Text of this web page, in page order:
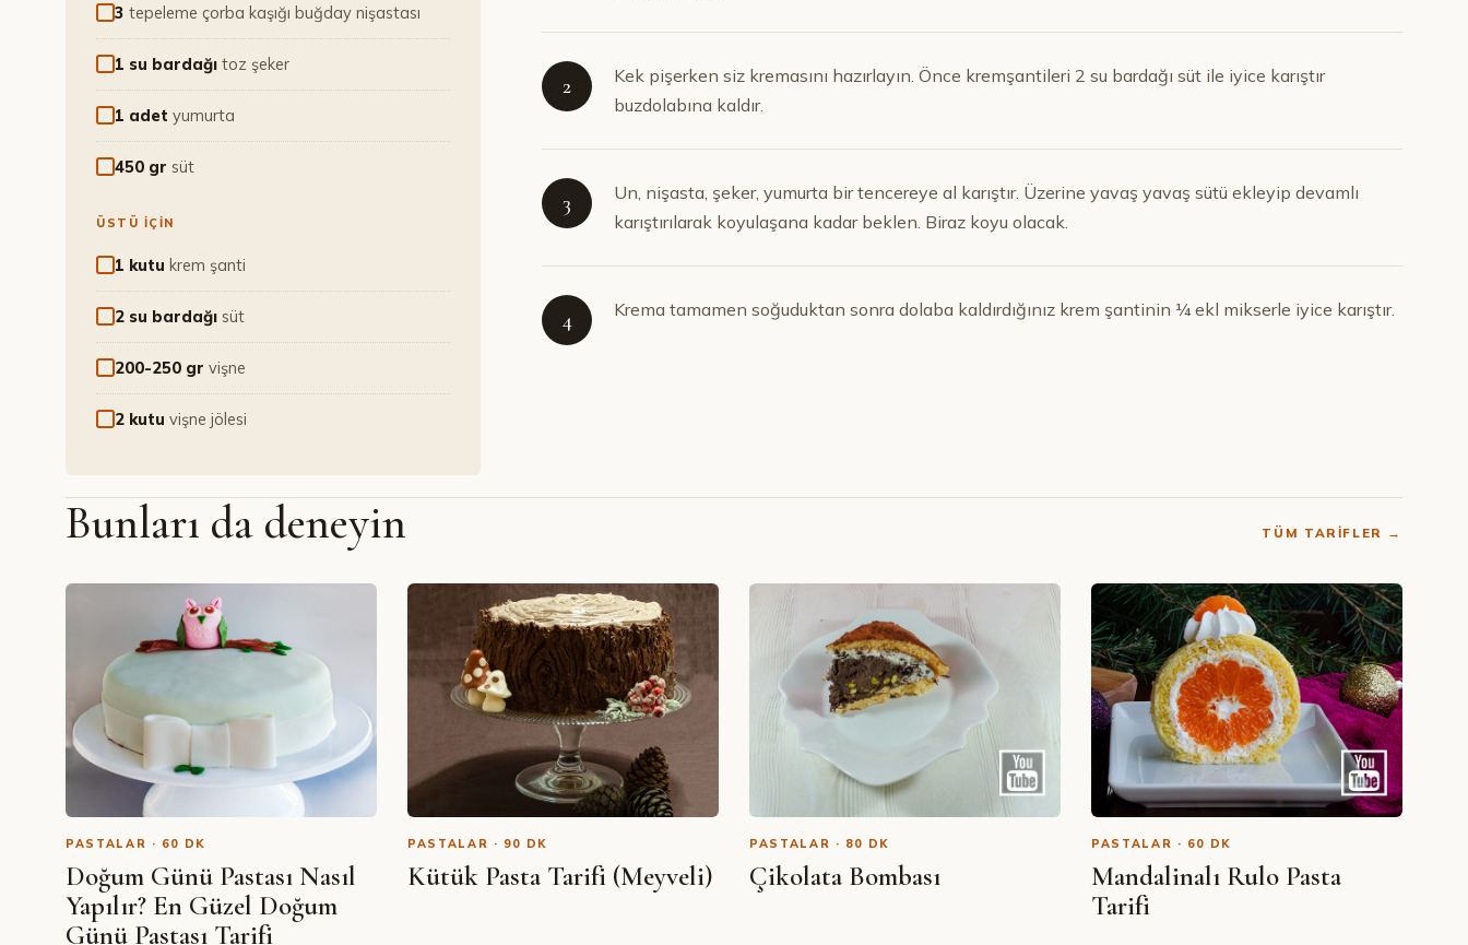
3 tepeleme çorba kaşığı buğday nişastası
1 su bardağı toz şeker
1 adet yumurta
450 gr süt
ÜSTÜ İÇIN
1 kutu krem şanti
2 su bardağı süt
200-250 gr vişne
2 kutu vişne jölesi
2
Kek pişerken siz kremasını hazırlayın. Önce kremşantileri 2 su bardağı süt ile iyice karıştır
buzdolabına kaldır.
3
Un, nişasta, şeker, yumurta bir tencereye al karıştır. Üzerine yavaş yavaş sütü ekleyip devamlı
karıştırılarak koyulaşana kadar beklen. Biraz koyu olacak.
4 Krema tamamen soğuduktan sonra dolaba kaldırdığınız krem şantinin ¼ ekl mikserle iyice karıştır.
Bunları da deneyin TÜM TARIFLER →
PASTALAR · 60 DK
Doğum Günü Pastası Nasıl
Yapılır? En Güzel Doğum
Günü Pastası Tarifi
PASTALAR · 90 DK
Kütük Pasta Tarifi (Meyveli)
PASTALAR · 80 DK
Çikolata Bombası
PASTALAR · 60 DK
Mandalinalı Rulo Pasta
Tarifi